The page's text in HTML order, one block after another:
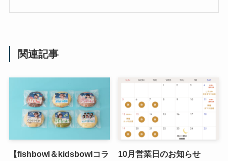
関連記事
【fishbowl＆kidsbowlコラ
10月営業日のお知らせ